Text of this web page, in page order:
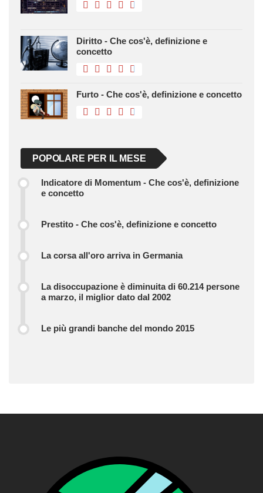
Diritto - Che cos'è, definizione e
concetto
Furto - Che cos'è, definizione e concetto
POPOLARE PER IL MESE
Indicatore di Momentum - Che cos'è, definizione
e concetto
Prestito - Che cos'è, definizione e concetto
La corsa all'oro arriva in Germania
La disoccupazione è diminuita di 60.214 persone
a marzo, il miglior dato dal 2002
Le più grandi banche del mondo 2015